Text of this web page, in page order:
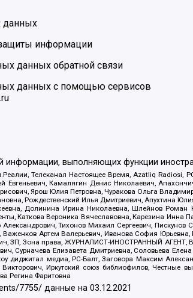
данных
информации
данных обратной связи
данных с помощью сервисов
информации, выполняющих функции
Телеканал Настоящее Время, Azatliq Radiosi,
Евгеньевич, Камалягин Денис Николаевич,
Ярош Юлия Петровна, Чуракова Ольга
Рождественский Илья Дмитриевич, Апухтина
Долинина Ирина Николаевна, Шлейнов
Каткова Вероника Вячеславовна, Карезина
Тихонов Михаил Сергеевич, Пискунов
Важенков Артем Валерьевич, Иванова София
ЗП, Зона права, ЖУРНАЛИСТ-ИНОСТРАННЫЙ АГЕНТ,
Сурначева Елизавета Дмитриевна, Соловьева
диджитал медиа, РС-Балт, Заговора Максим
Иркутский союз библиофилов, Честные
Регина Фаритовна
7755/ данные на03.12.2021